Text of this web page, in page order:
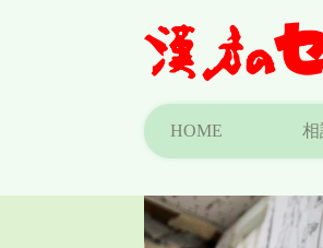
HOME 相